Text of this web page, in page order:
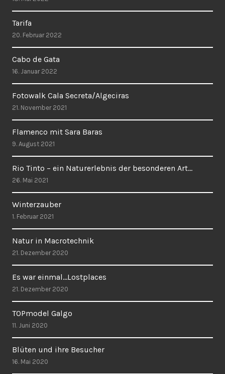
Tarifa
20. Februar 2022
Cabo de Gata
16. Januar 2022
Fotowalk Cala Secreta/Algeciras
21. November 2021
Flamenco mit Sara Baras
9. August 2021
Rio Tinto – ein Naturerlebnis der besonderen Art…
26. Mai 2021
Winterzauber
1. Februar 2021
Natur in Macrotechnik
21. Dezember 2020
Es war einmal…Lostplaces
21. Dezember 2020
TOPmodel Galgo
11. Juni 2020
Blüten und ihre Besucher
16. Mai 2020